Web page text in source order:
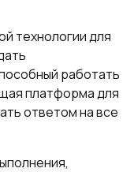
технологии для
работать
платформа для
ответом на все